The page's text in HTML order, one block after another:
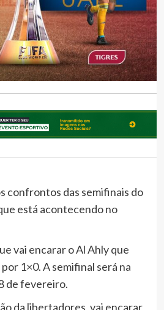
confrontos das semifinais do
está acontecendo no
vai encarar o Al Ahly que
1×0. A semifinal será na
de fevereiro.
da libertadores, vai encarar